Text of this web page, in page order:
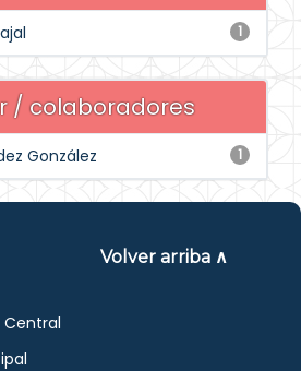
1
/ colaboradores
1
González
Volver arriba ∧